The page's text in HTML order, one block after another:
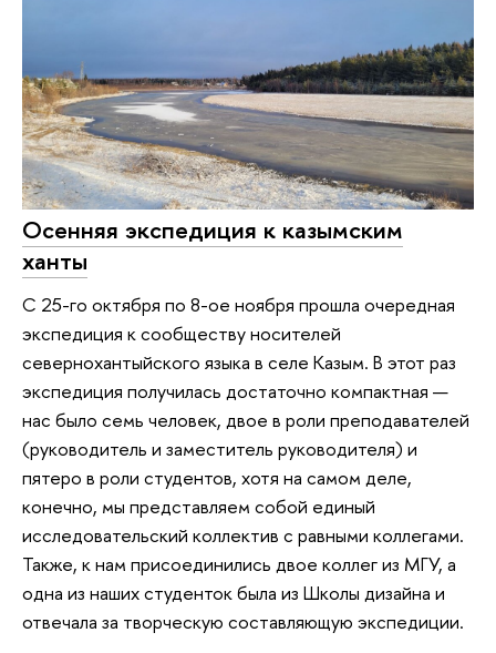
Осенняя экспедиция к казымским
ханты
С 25-го октября по 8-ое ноября прошла очередная
экспедиция к сообществу носителей
севернохантыйского языка в селе Казым. В этот раз
экспедиция получилась достаточно компактная —
нас было семь человек, двое в роли преподавателей
(руководитель и заместитель руководителя) и
пятеро в роли студентов, хотя на самом деле,
конечно, мы представляем собой единый
исследовательский коллектив с равными коллегами.
Также, к нам присоединились двое коллег из МГУ, а
одна из наших студенток была из Школы дизайна и
отвечала за творческую составляющую экспедиции.